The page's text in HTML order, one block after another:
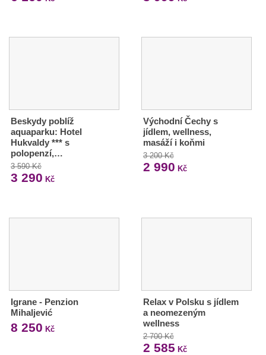
Beskydy poblíž
aquaparku: Hotel
Hukvaldy *** s
polopenzí,…
3 590 Kč
3 290 Kč
Východní Čechy s
jídlem, wellness,
masáží i koňmi
3 200 Kč
2 990 Kč
Igrane - Penzion
Mihaljević
8 250 Kč
Relax v Polsku s jídlem
a neomezeným
wellness
2 700 Kč
2 585 Kč